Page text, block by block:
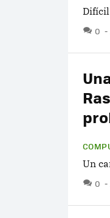
Difícil
0
Un
0